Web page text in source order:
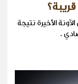
الأخيرة نتيجة
.